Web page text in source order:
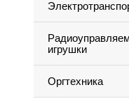
игрушки
Оргтехника